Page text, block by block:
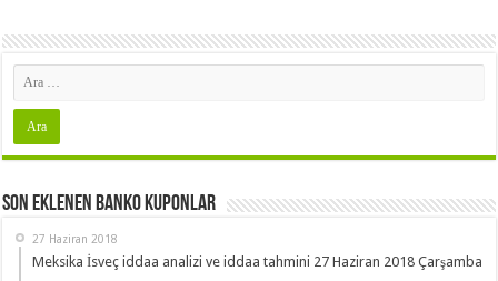
Son Eklenen Banko Kuponlar
27 Haziran 2018
Meksika İsveç iddaa analizi ve iddaa tahmini 27 Haziran 2018 Çarşamba